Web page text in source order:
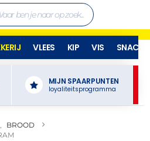
VLEES KIP VIS SNACKS
MIJN SPAARPUNTEN
loyaliteitsprogramma
BROOD